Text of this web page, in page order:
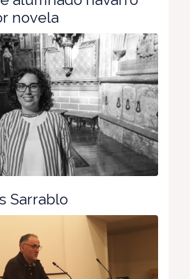
novela
Sarrablo